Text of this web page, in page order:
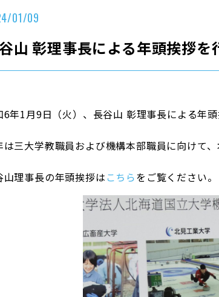
01/09
山 彰理事長による年頭挨拶を
6年1月9日（火）、長谷山 彰理事長による年頭
は三大学教職員および機構本部職員に向けて
山理事長の年頭挨拶は こちらをご覧ください。